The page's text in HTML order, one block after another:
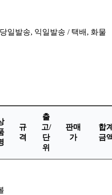
일발송, 익일발송 / 택배, 화물
규
격
출
고/
단
위
판매
가
합
금